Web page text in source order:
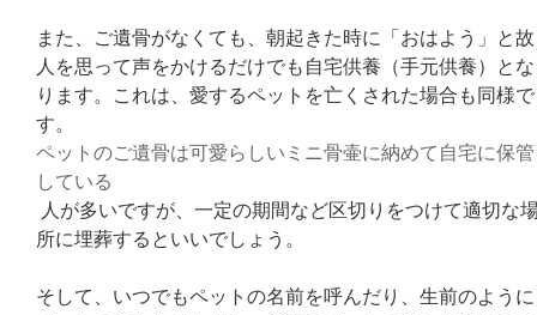
また、ご遺骨がなくても、朝起きた時に「おはよう」と故
人を思って声をかけるだけでも自宅供養（手元供養）とな
ります。これは、愛するペットを亡くされた場合も同様で
す。
ペットのご遺骨は可愛らしいミニ骨壷に納めて自宅に保管
している
人が多いですが、一定の期間など区切りをつけて適切な
所に埋葬するといいでしょう。
そして、いつでもペットの名前を呼んだり、生前のように